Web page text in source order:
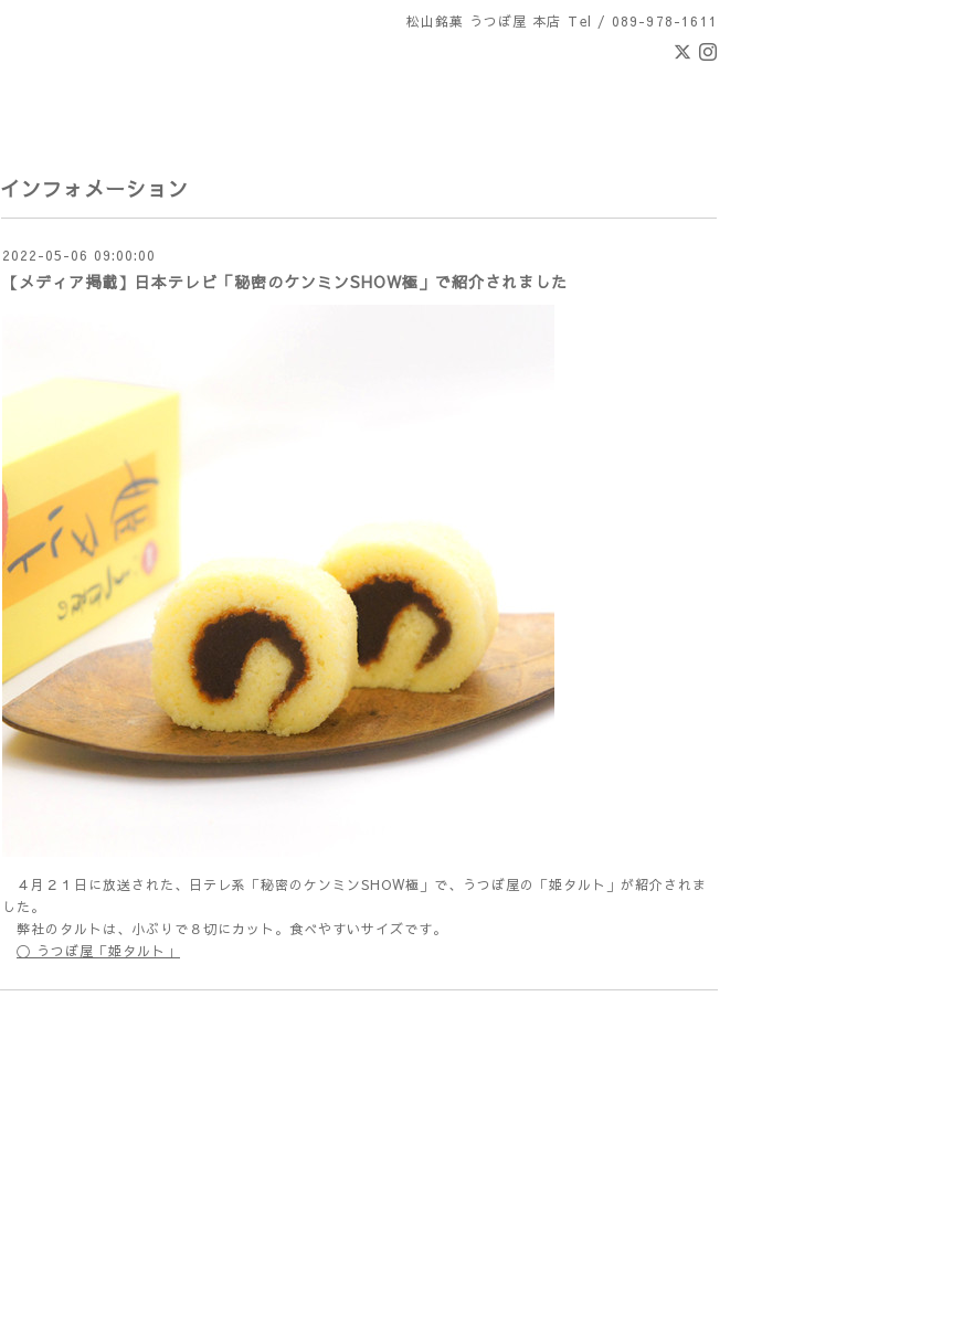
松山銘菓 うつぼ屋 本店 Tel / 089-978-1611
インフォメーション
2022-05-06 09:00:00
【メディア掲載】日本テレビ「秘密のケンミンSHOW極」で紹介されました
４月２１日に放送された、日テレ系「秘密のケンミンSHOW極」で、うつぼ屋の「姫タルト」が紹介されま
した。
弊社のタルトは、小ぶりで８切にカット。食べやすいサイズです。
〇 うつぼ屋「姫タルト」